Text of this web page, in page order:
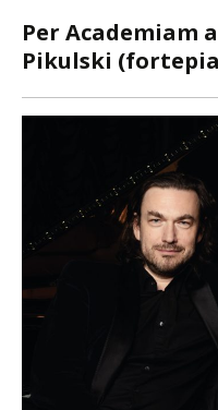
Per Academiam
Pikulski